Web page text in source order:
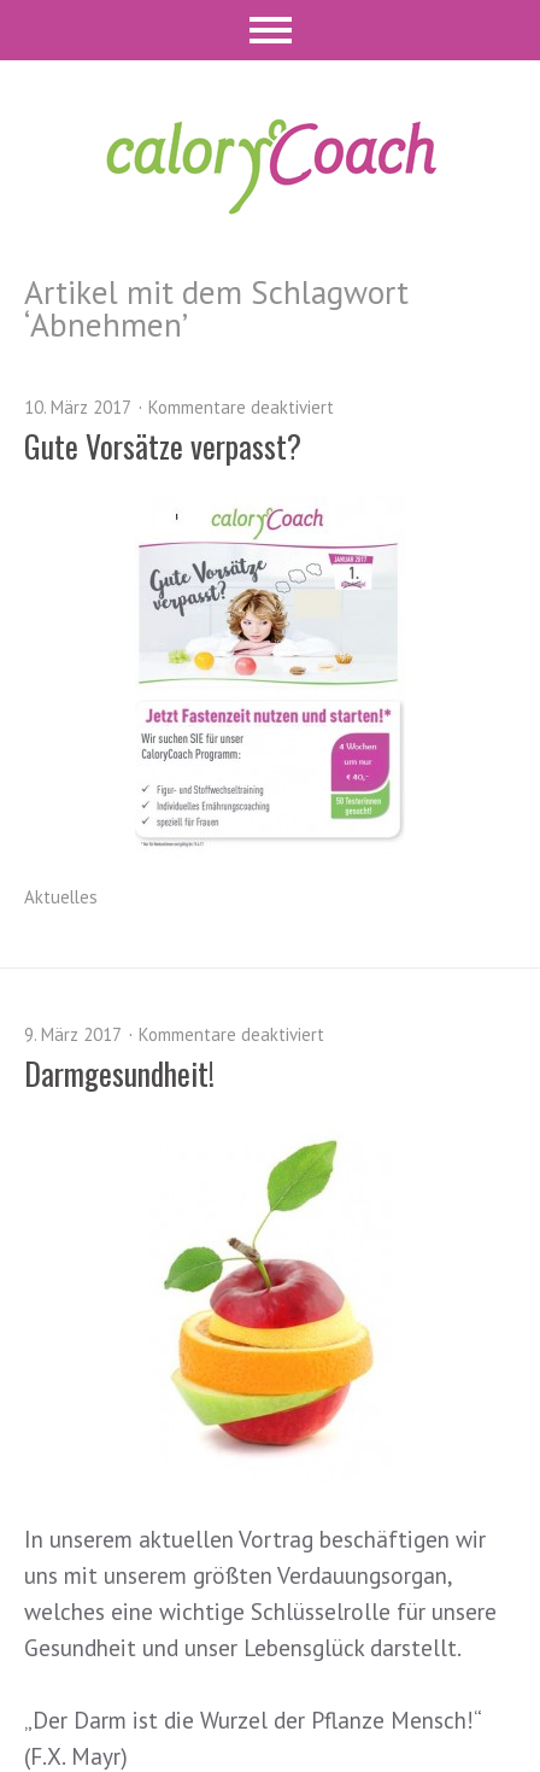
Artikel mit dem Schlagwort
‘Abnehmen’
10. März 2017 Kommentare deaktiviert
Gute Vorsätze verpasst?
Aktuelles
9. März 2017 Kommentare deaktiviert
Darmgesundheit!
In unserem aktuellen Vortrag beschäftigen wir
uns mit unserem größten Verdauungsorgan,
welches eine wichtige Schlüsselrolle für unsere
Gesundheit und unser Lebensglück darstellt.
„Der Darm ist die Wurzel der Pflanze Mensch!“
(F.X. Mayr)